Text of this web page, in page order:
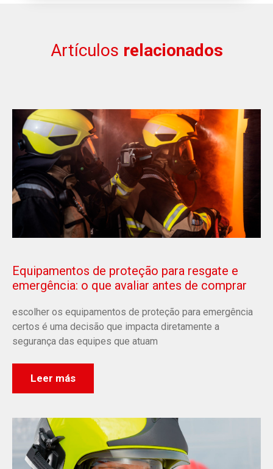
Artículos relacionados
Equipamentos de proteção para resgate e
emergência: o que avaliar antes de comprar
escolher os equipamentos de proteção para emergência
certos é uma decisão que impacta diretamente a
segurança das equipes que atuam
Leer más